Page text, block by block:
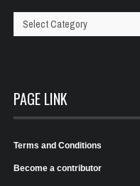
Categories
PAGE LINK
Terms and Conditions
Become a contributor